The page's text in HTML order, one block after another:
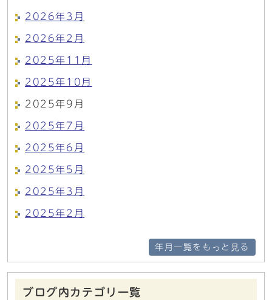
2026年3月
2026年2月
2025年11月
2025年10月
2025年9月
2025年7月
2025年6月
2025年5月
2025年3月
2025年2月
年月一覧をもっと見る
ブログ内カテゴリ一覧